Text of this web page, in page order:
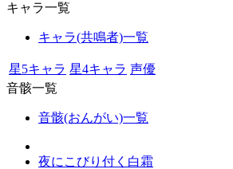
キャラ一覧
キャラ(共鳴者)一覧
星5キャラ 星4キャラ 声優
音骸一覧
音骸(おんがい)一覧
夜にこびり付く白霜